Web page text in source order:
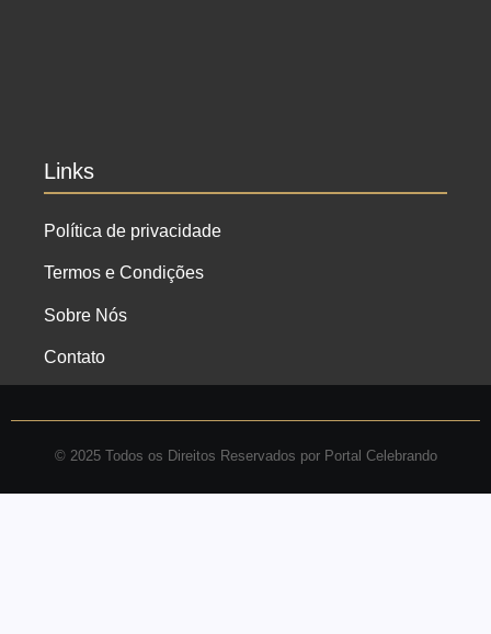
Links
Política de privacidade
Termos e Condições
Sobre Nós
Contato
© 2025 Todos os Direitos Reservados por Portal Celebrando